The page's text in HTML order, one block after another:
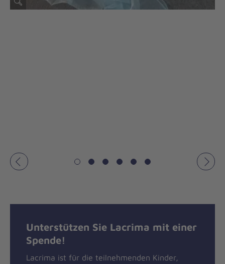
Vorheriges
Unterstützen Sie Lacrima mit einer
Spende!
Lacrima ist für die teilnehmenden Kinder,